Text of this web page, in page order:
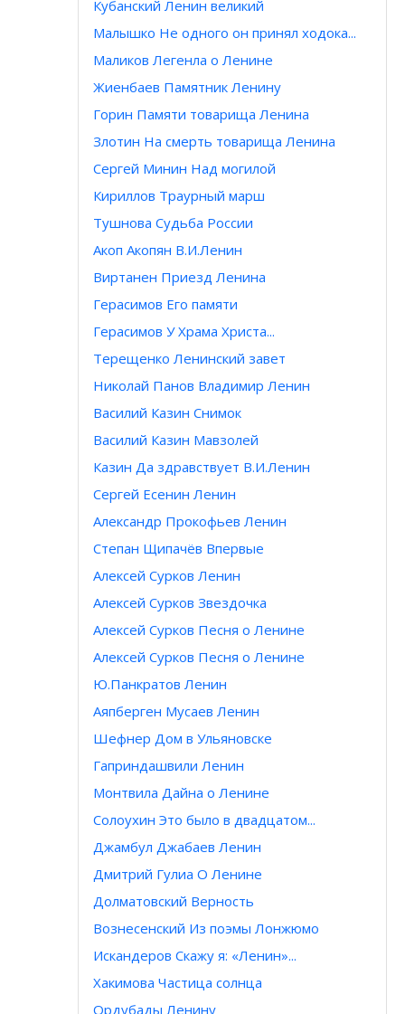
Кубанский Ленин великий
Малышко Не одного он принял ходока...
Маликов Легенла о Ленине
Жиенбаев Памятник Ленину
Горин Памяти товарища Ленина
Злотин На смерть товарища Ленина
Сергей Минин Над могилой
Кириллов Траурный марш
Тушнова Судьба России
Акоп Акопян В.И.Ленин
Виртанен Приезд Ленина
Герасимов Его памяти
Герасимов У Храма Христа...
Терещенко Ленинский завет
Николай Панов Владимир Ленин
Василий Казин Снимок
Василий Казин Мавзолей
Казин Да здравствует В.И.Ленин
Сергей Есенин Ленин
Александр Прокофьев Ленин
Степан Щипачёв Впервые
Алексей Сурков Ленин
Алексей Сурков Звездочка
Алексей Сурков Песня о Ленине
Алексей Сурков Песня о Ленине
Ю.Панкратов Ленин
Аяпберген Мусаев Ленин
Шефнер Дом в Ульяновске
Гаприндашвили Ленин
Монтвила Дайна о Ленине
Солоухин Это было в двадцатом...
Джамбул Джабаев Ленин
Дмитрий Гулиа О Ленине
Долматовский Верность
Вознесенский Из поэмы Лонжюмо
Искандеров Скажу я: «Ленин»...
Хакимова Частица солнца
Ордубады Ленину